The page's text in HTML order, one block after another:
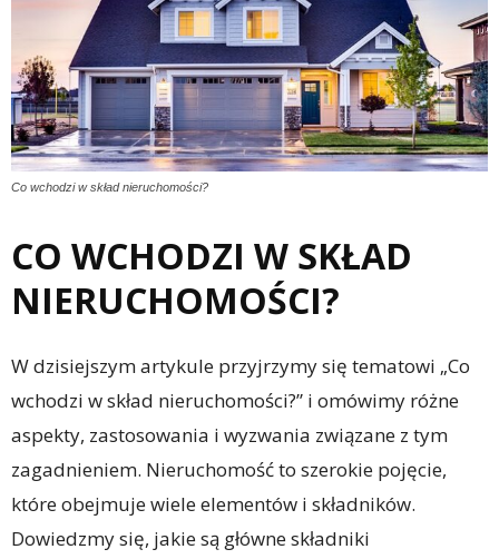
Co wchodzi w skład nieruchomości?
CO WCHODZI W SKŁAD
NIERUCHOMOŚCI?
W dzisiejszym artykule przyjrzymy się tematowi „Co
wchodzi w skład nieruchomości?” i omówimy różne
aspekty, zastosowania i wyzwania związane z tym
zagadnieniem. Nieruchomość to szerokie pojęcie,
które obejmuje wiele elementów i składników.
Dowiedzmy się, jakie są główne składniki